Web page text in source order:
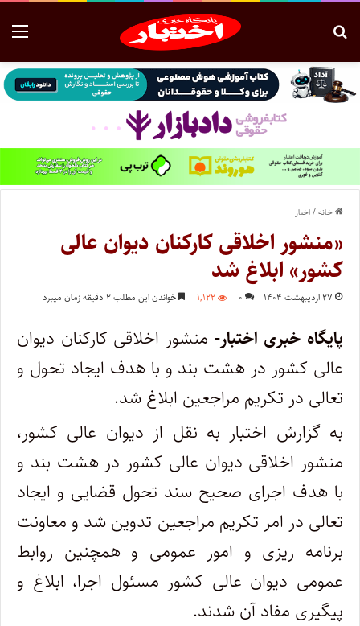
خانه/اخبار
«منشور اخلاقی کارکنان دیوان عالی
کشور» ابلاغ شد
۲۷ اردیبهشت ۱۴۰۴ ۰ ۱,۱۲۲ خواندن این مطلب ۲ دقیقه زمان میبرد
پایگاه خبری اختبار- منشور اخلاقی کارکنان دیوان
عالی کشور در هشت بند و با هدف ایجاد تحول و
تعالی در تکریم مراجعین ابلاغ شد.
به گزارش اختبار به نقل از دیوان عالی کشور،
منشور اخلاقی دیوان عالی کشور در هشت بند و
با هدف اجرای صحیح سند تحول قضایی و ایجاد
تعالی در امر تکریم مراجعین تدوین شد و معاونت
برنامه ریزی و امور عمومی و همچنین روابط
عمومی دیوان عالی کشور مسئول اجرا، ابلاغ و
پیگیری مفاد آن شدند.